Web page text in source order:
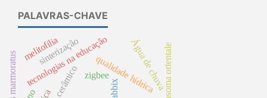
PALAVRAS-CHAVE
qualidade hídrica
tecnologias na educação
sinterização
zigbee
zabbix Água de chuvacichlasoma orientale
melitofilia